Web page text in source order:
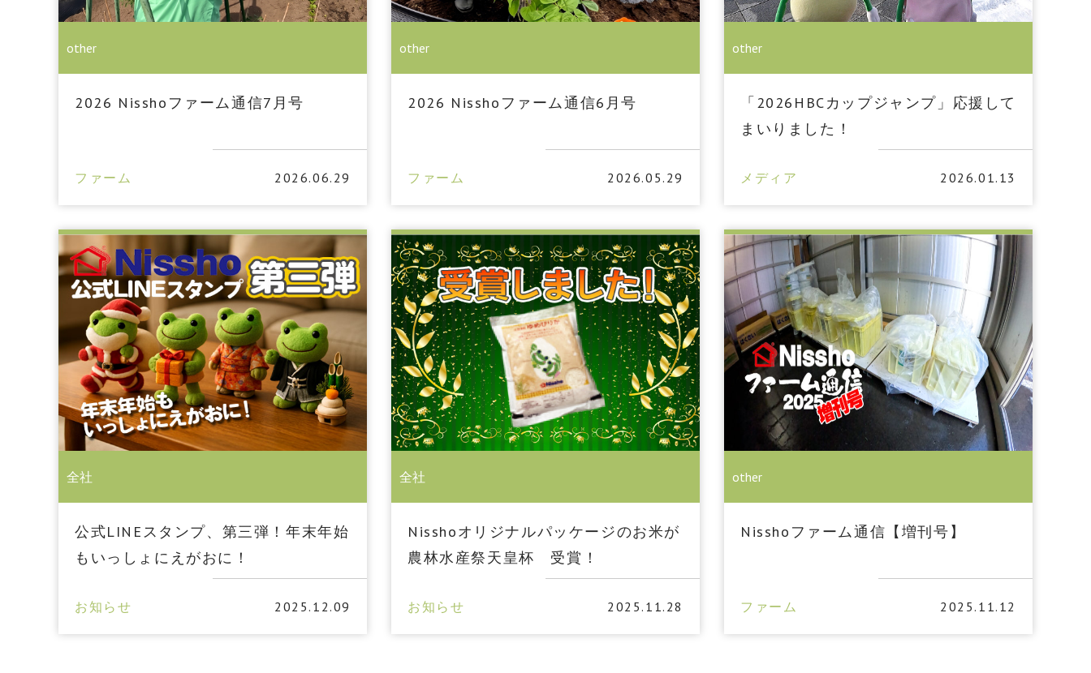
other
2026 Nisshoファーム通信7月号
2026.06.29
ファーム
other
2026 Nisshoファーム通信6月号
2026.05.29
ファーム
other
「2026HBCカップジャンプ」応援して
まいりました！
2026.01.13
メディア
全社
公式LINEスタンプ、第三弾！年末年始
もいっしょにえがおに！
2025.12.09
お知らせ
全社
Nisshoオリジナルパッケージのお米が
農林水産祭天皇杯 受賞！
2025.11.28
お知らせ
other
Nisshoファーム通信【増刊号】
2025.11.12
ファーム